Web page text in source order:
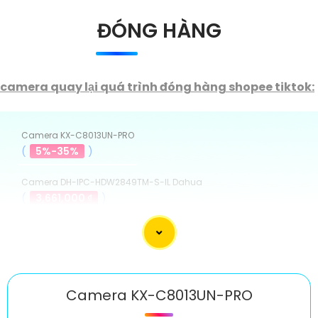
ĐÓNG HÀNG
camera quay lại quá trình đóng hàng shopee tiktok:
Camera KX-C8013UN-PRO
( 5%-35% )
Camera DH-IPC-HDW2849TM-S-IL Dahua
3,661,000 ₫
✴ DH-IPC-HDBW3849EP-AS-IL Camera Giá Rẻ
Camera Wifi Ezviz CS-H8c-R200-8H8WKFL
1,999,000 ₫ )
Camera KX-C8013UN-PRO